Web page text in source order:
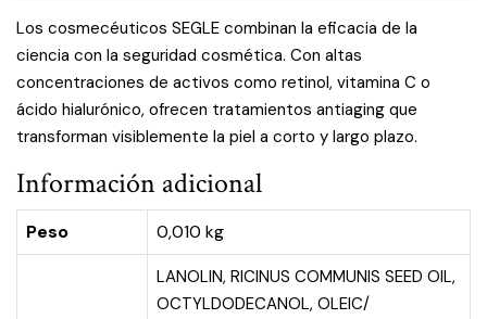
Los cosmecéuticos SEGLE combinan la eficacia de la
ciencia con la seguridad cosmética. Con altas
concentraciones de activos como retinol, vitamina C o
ácido hialurónico, ofrecen tratamientos antiaging que
transforman visiblemente la piel a corto y largo plazo.
Información adicional
Peso 0,010 kg
LANOLIN, RICINUS COMMUNIS SEED OIL,
OCTYLDODECANOL, OLEIC/